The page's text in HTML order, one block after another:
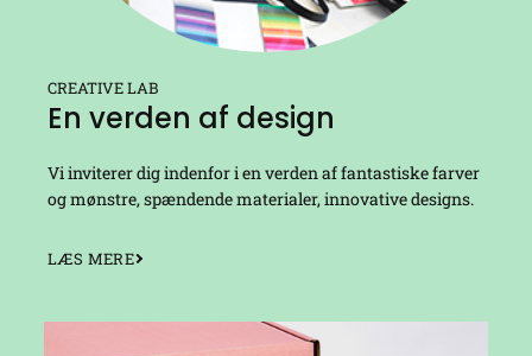
CREATIVE LAB
En verden af design
Vi inviterer dig indenfor i en verden af fantastiske farver
og mønstre, spændende materialer, innovative designs.
LÆS MERE